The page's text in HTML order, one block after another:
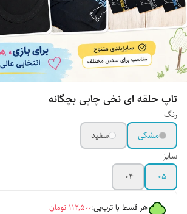
تاپ حلقه ای نخی چاپی بچگانه
رنگ
مشکی
سفید
سایز
۰۵
۰۴
هر قسط با ترب‌پی:۱۱۲٬۵۰۰ تومان